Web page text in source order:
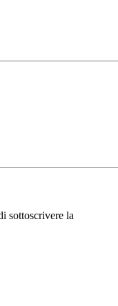
sottoscrivere la